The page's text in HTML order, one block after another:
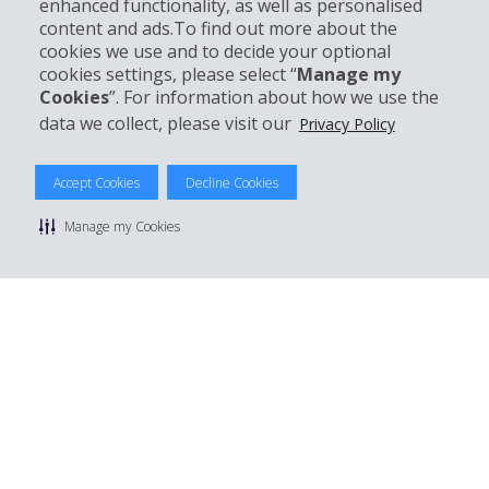
enhanced functionality, as well as personalised
content and ads.To find out more about the
cookies we use and to decide your optional
cookies settings, please select “Manage my
Cookies”. For information about how we use the
data we collect, please visit our Privacy Policy
Accept Cookies Decline Cookies
Manage my Cookies
Support client
Réserver avec Hertz
© 2026 The Hertz System, Inc.
Politique de confidentialité
Conditions de location |